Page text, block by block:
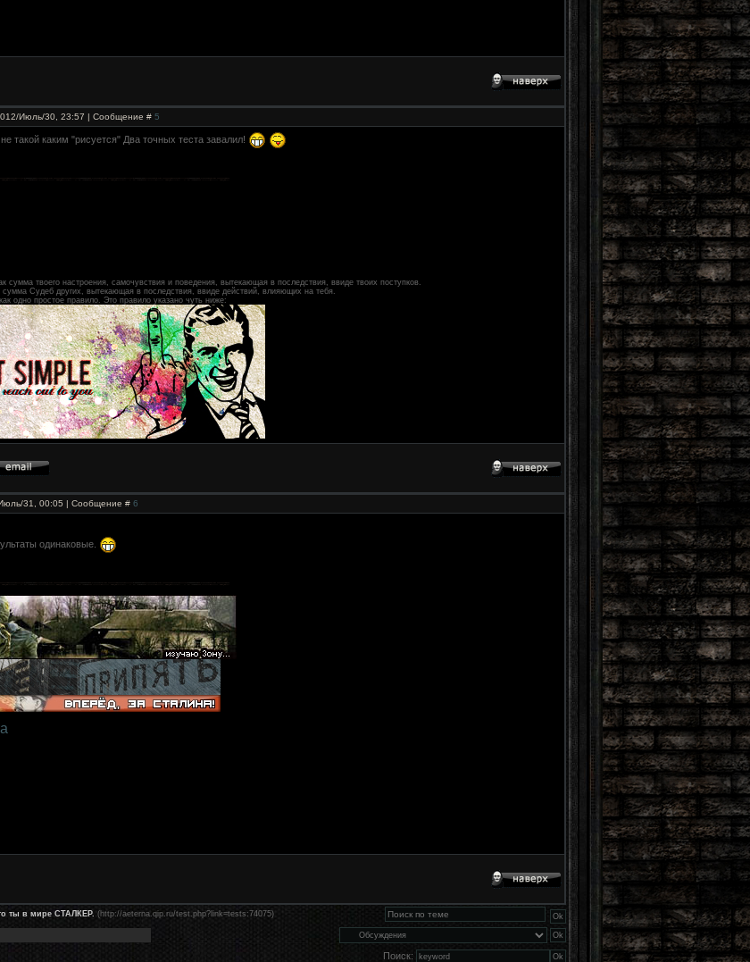
Июль/30, 23:57 | Сообщение # 5
такой каким "рисуется" Два точных теста завалил!
сумма твоего настроения, самочувствия и поведения, вытекающая в последствия, ввиде твоих поступков.
сумма Судеб других, вытекающая в последствия, ввиде действий, влияющих на тебя.
одно простое правило. Это правило указано чуть ниже:
31, 00:05 | Сообщение # 6
одинаковые.
ты в мире СТАЛКЕР. (http://aeterna.qip.ru/test.php?link=tests:74075)
Поиск: